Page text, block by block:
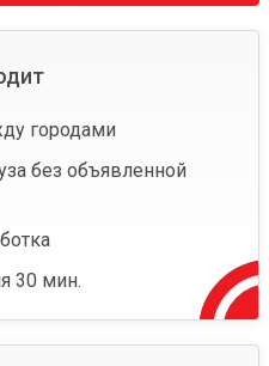
городами
без объявленной
30 мин.